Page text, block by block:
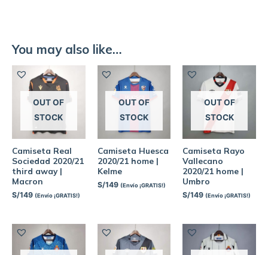
You may also like…
OUT OF
STOCK
Camiseta Real
Sociedad 2020/21
third away |
Macron
S/149 (Envío ¡GRATIS!)
OUT OF
STOCK
Camiseta Huesca
2020/21 home |
Kelme
S/149 (Envío ¡GRATIS!)
OUT OF
STOCK
Camiseta Rayo
Vallecano
2020/21 home |
Umbro
S/149 (Envío ¡GRATIS!)